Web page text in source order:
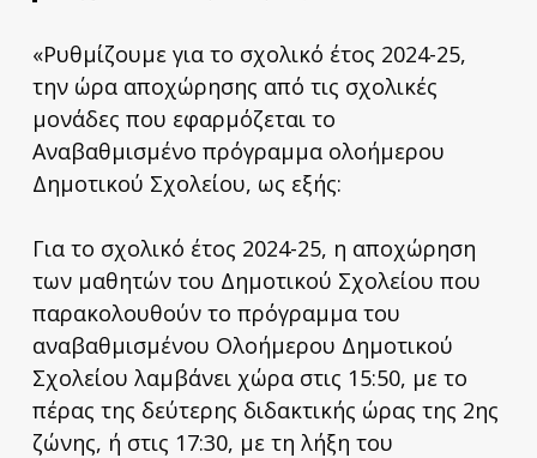
«Ρυθμίζουμε για το σχολικό έτος 2024-25,
την ώρα αποχώρησης από τις σχολικές
μονάδες που εφαρμόζεται το
Αναβαθμισμένο πρόγραμμα ολοήμερου
Δημοτικού Σχολείου, ως εξής:
Για το σχολικό έτος 2024-25, η αποχώρηση
των μαθητών του Δημοτικού Σχολείου που
παρακολουθούν το πρόγραμμα του
αναβαθμισμένου Ολοήμερου Δημοτικού
Σχολείου λαμβάνει χώρα στις 15:50, με το
πέρας της δεύτερης διδακτικής ώρας της 2ης
ζώνης, ή στις 17:30, με τη λήξη του